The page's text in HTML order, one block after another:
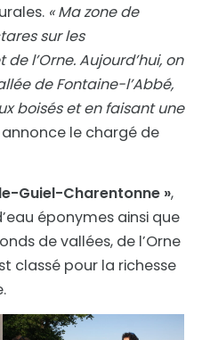
« Ma zone de
sur les
l’Orne. Aujourd’hui, on
de Fontaine-l’Abbé,
boisés et en faisant une
annonce le chargé de
Guiel-Charentonne »,
éponymes ainsi que
de vallées, de l’Orne
classé pour la richesse